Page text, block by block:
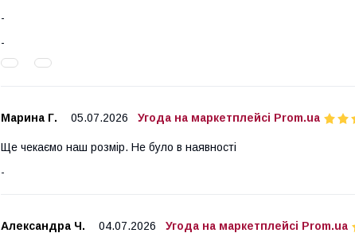
Марина Г. 05.07.2026 Угода на маркетплейсі Prom.ua
Ще чекаємо наш розмір. Не було в наявності
Александра Ч. 04.07.2026 Угода на маркетплейсі Prom.ua